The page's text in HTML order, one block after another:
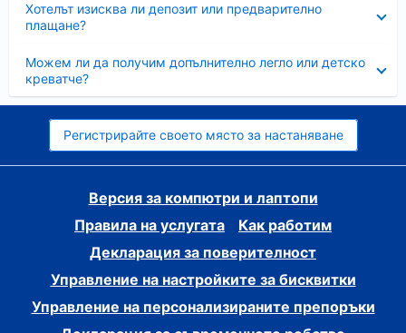
Хотелът изисква ли депозит или предварително
плащане?
Можем ли да получим допълнително легло или детско
креватче?
Регистрирайте своето място за настаняване
Версия за компютри и лаптопи
Правила на услугата
Как работим
Декларация за поверителност
Управление на настройките за бисквитки
Управление на персонализираните препоръки